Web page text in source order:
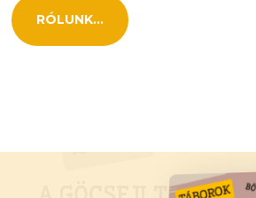
RÓLUNK...